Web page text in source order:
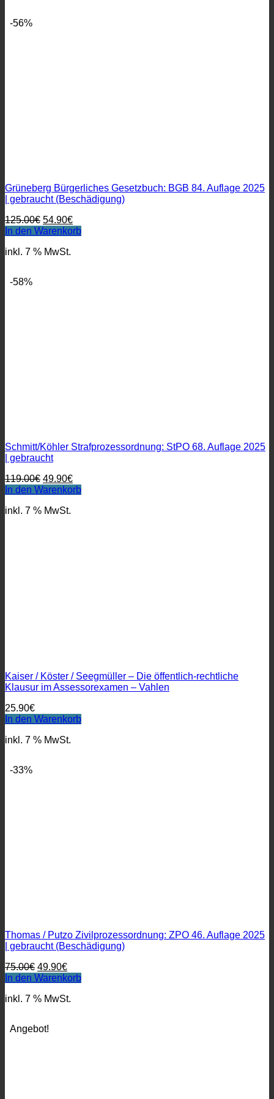
-56%
Grüneberg Bürgerliches Gesetzbuch: BGB 84. Auflage 2025
| gebraucht (Beschädigung)
125.00€ Ursprünglicher
Preis
125.00€
54.90€Aktueller
Preis
In den Warenkorb
inkl. 7 % MwSt.
-58%
Schmitt/Köhler Strafprozessordnung: StPO 68. Auflage 2025
| gebraucht
119.00€ Ursprünglicher
Preis
119.00€
49.90€Aktueller
Preis
In den Warenkorb
inkl. 7 % MwSt.
Kaiser / Köster / Seegmüller – Die öffentlich-rechtliche
Klausur im Assessorexamen – Vahlen
25.90€
In den Warenkorb
inkl. 7 % MwSt.
-33%
Thomas / Putzo Zivilprozessordnung: ZPO 46. Auflage 2025
| gebraucht (Beschädigung)
75.00€ Ursprünglicher
Preis
75.00€
49.90€Aktueller
Preis
49.90€.
In den Warenkorb
inkl. 7 % MwSt.
Angebot!